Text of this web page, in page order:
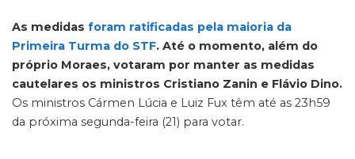
As medidas foram ratificadas pela maioria da
Primeira Turma do STF. Até o momento, além do
próprio Moraes, votaram por manter as medidas
cautelares os ministros Cristiano Zanin e Flávio Dino.
Os ministros Cármen Lúcia e Luiz Fux têm até as 23h59
da próxima segunda-feira (21) para votar.